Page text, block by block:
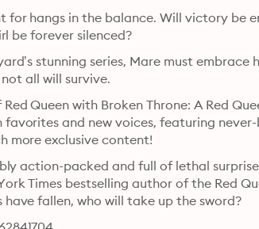
for hangs in the balance. Will victory be
be forever silenced?
stunning series, Mare must embrace
all will survive.
Queen with Broken Throne: A Red
and new voices, featuring never-
more exclusive content!
action-packed and full of lethal
Times bestselling author of the Red
have fallen, who will take up the sword?